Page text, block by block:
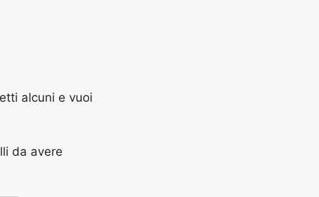
alcuni e vuoi
da avere